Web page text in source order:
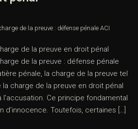
de la preuve : défense pénale ACI
de la preuve en droit pénal
de la preuve : défense pénale
pénale, la charge de la preuve tel
charge de la preuve en droit pénal
Ce principe fondamental
d’innocence. Toutefois, certaines […]